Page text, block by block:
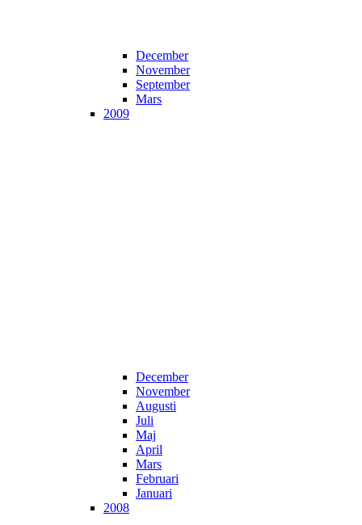
December
November
September
Mars
2009
December
November
Augusti
Juli
Maj
April
Mars
Februari
Januari
2008